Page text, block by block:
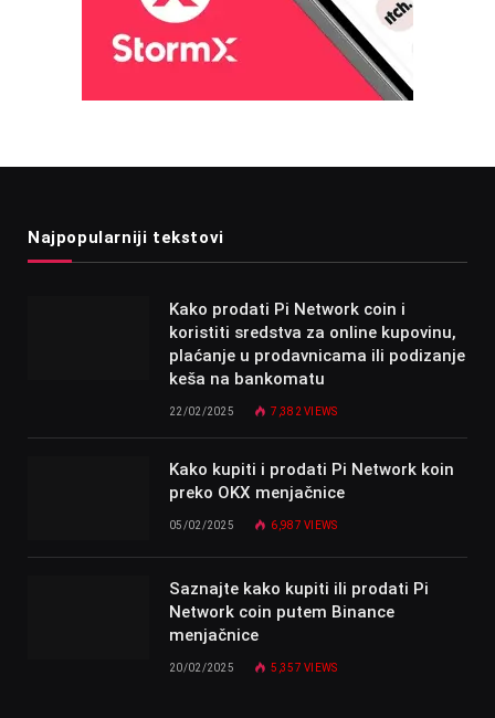
Najpopularniji tekstovi
Kako prodati Pi Network coin i
koristiti sredstva za online kupovinu,
plaćanje u prodavnicama ili podizanje
keša na bankomatu
22/02/2025 7,382VIEWS
Kako kupiti i prodati Pi Network koin
preko OKX menjačnice
05/02/2025 6,987VIEWS
Saznajte kako kupiti ili prodati Pi
Network coin putem Binance
menjačnice
20/02/2025 5,357VIEWS